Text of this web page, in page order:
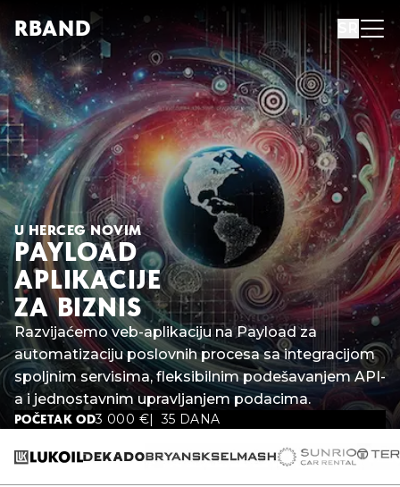
RBAND
PAYLOAD
APLIKACIJE
ZA BIZNIS
U HERCEG NOVIM
Razvijaćemo veb-aplikaciju na Payload za
automatizaciju poslovnih procesa sa integracijom
spoljnim servisima, fleksibilnim podešavanjem API-
a i jednostavnim upravljanjem podacima.
POČETAK OD3 000 € 35 DANA